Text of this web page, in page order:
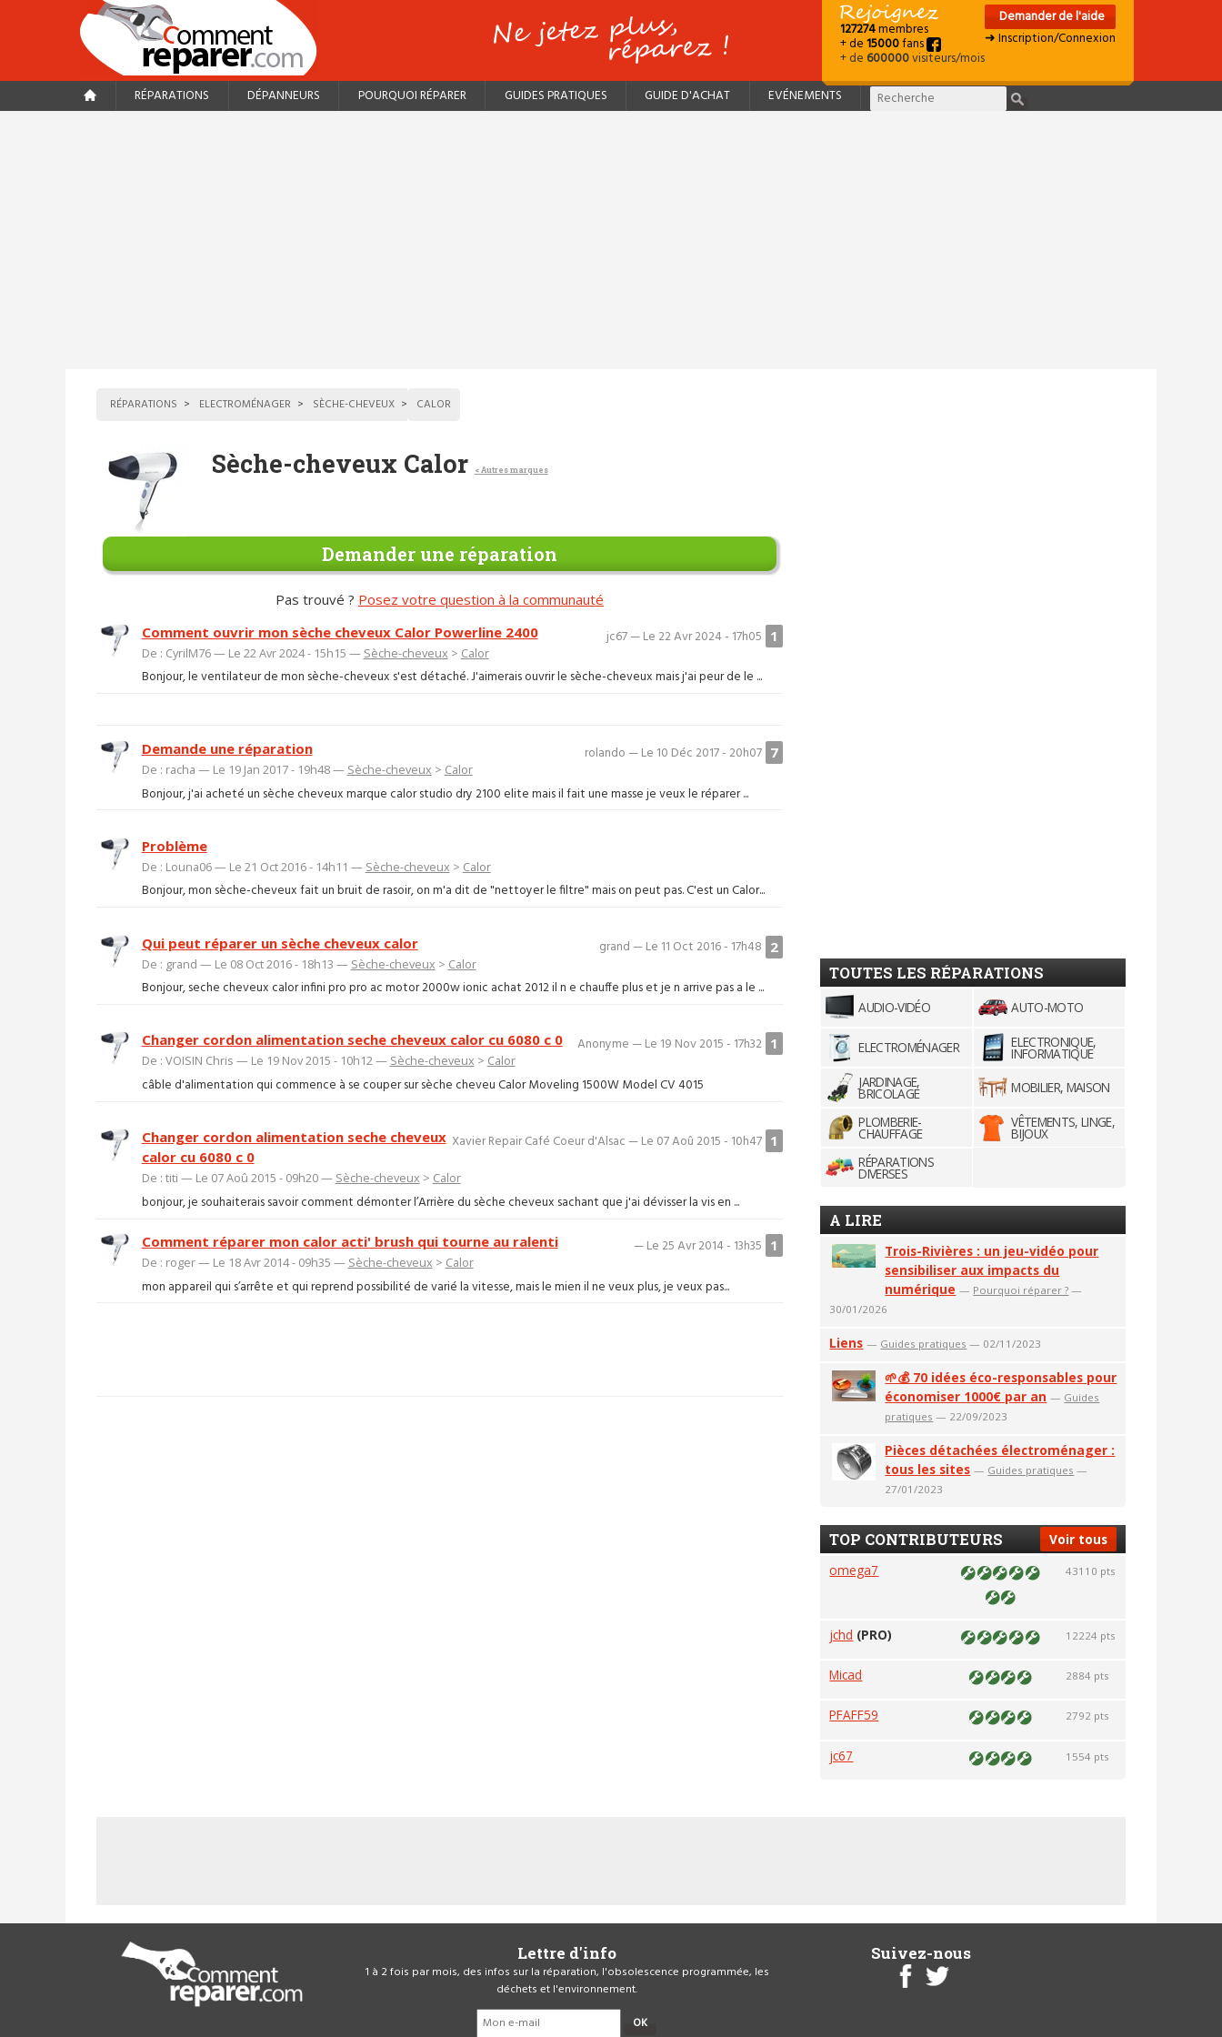
127274membres
+ de15000fans
+ de600000visiteurs/mois
Demander de l'aide
➜ Inscription/Connexion
RÉPARATIONS DÉPANNEURS POURQUOI RÉPARER GUIDES PRATIQUES GUIDE D'ACHAT EVÉNEMENTS
RÉPARATIONS ELECTROMÉNAGER SÈCHE-CHEVEUX CALOR
Sèche-cheveux Calor < Autres marques
Demander une réparation
Pas trouvé ? Posez votre question à la communauté
1
jc67 — Le 22 Avr 2024 - 17h05
Comment ouvrir mon sèche cheveux Calor Powerline 2400
De : CyrilM76 — Le 22 Avr 2024 - 15h15 — Sèche-cheveux > Calor
Bonjour, le ventilateur de mon sèche-cheveux s'est détaché. J'aimerais ouvrir le sèche-cheveux mais j'ai peur de le ...
7
rolando — Le 10 Déc 2017 - 20h07
Demande une réparation
De : racha — Le 19 Jan 2017 - 19h48 — Sèche-cheveux > Calor
Bonjour, j'ai acheté un sèche cheveux marque calor studio dry 2100 elite mais il fait une masse je veux le réparer ...
Problème
De : Louna06 — Le 21 Oct 2016 - 14h11 — Sèche-cheveux > Calor
Bonjour, mon sèche-cheveux fait un bruit de rasoir, on m'a dit de "nettoyer le filtre" mais on peut pas. C'est un Calor...
2
grand — Le 11 Oct 2016 - 17h48
Qui peut réparer un sèche cheveux calor
De : grand — Le 08 Oct 2016 - 18h13 — Sèche-cheveux > Calor
Bonjour, seche cheveux calor infini pro pro ac motor 2000w ionic achat 2012 il n e chauffe plus et je n arrive pas a le ...
1
Anonyme — Le 19 Nov 2015 - 17h32
Changer cordon alimentation seche cheveux calor cu 6080 c 0
De : VOISIN Chris — Le 19 Nov 2015 - 10h12 — Sèche-cheveux > Calor
câble d'alimentation qui commence à se couper sur sèche cheveu Calor Moveling 1500W Model CV 4015
1
Xavier Repair Café Coeur d'Alsac — Le 07 Aoû 2015 - 10h47
Changer cordon alimentation seche cheveux
calor cu 6080 c 0
De : titi — Le 07 Aoû 2015 - 09h20 — Sèche-cheveux > Calor
bonjour, je souhaiterais savoir comment démonter l’Arrière du sèche cheveux sachant que j'ai dévisser la vis en ...
1
— Le 25 Avr 2014 - 13h35
Comment réparer mon calor acti' brush qui tourne au ralenti
De : roger — Le 18 Avr 2014 - 09h35 — Sèche-cheveux > Calor
mon appareil qui s’arrête et qui reprend possibilité de varié la vitesse, mais le mien il ne veux plus, je veux pas...
TOUTES LES RÉPARATIONS
AUDIO-VIDÉO AUTO-MOTO
ELECTROMÉNAGER ELECTRONIQUE,
INFORMATIQUE
JARDINAGE,
BRICOLAGE
MOBILIER, MAISON
PLOMBERIE-
CHAUFFAGE
VÊTEMENTS, LINGE,
BIJOUX
RÉPARATIONS
DIVERSES
A LIRE
Trois-Rivières : un jeu-vidéo pour
sensibiliser aux impacts du
numérique — Pourquoi réparer ? —
30/01/2026
Liens — Guides pratiques — 02/11/2023
🌱💰 70 idées éco-responsables pour
économiser 1000€ par an — Guides
pratiques — 22/09/2023
Pièces détachées électroménager :
tous les sites — Guides pratiques —
27/01/2023
Voir tous
TOP CONTRIBUTEURS
omega7 43110 pts
jchd (PRO) 12224 pts
Micad 2884 pts
PFAFF59 2792 pts
jc67 1554 pts
Lettre d'info
1 à 2 fois par mois, des infos sur la réparation, l'obsolescence programmée, les
déchets et l'environnement.
OK
Suivez-nous